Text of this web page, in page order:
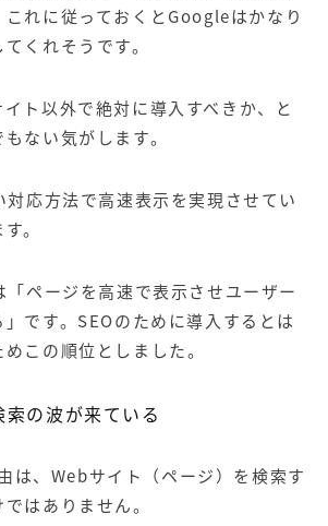
れに従っておくとGoogleはかなり
くれそうです。
ト以外で絶対に導入すべきか、と
ない気がします。
対応方法で高速表示を実現させてい
。
「ページを高速で表示させユーザー
です。 SEOのために導入するとは
この順位としました。
の波が来ている
、 Webサイト（ページ）を検索す
はありません。